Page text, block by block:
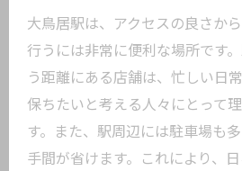
プロが教えるカーコーティ
ニック
長持ちさせるための下
洗車方法がカーコーテ
響
定期的なメンテナンス
大鳥居駅は、アクセスの良さか
行うには非常に便利な場所です
う距離にある店舗は、忙しい日
保ちたいと考える人々にとって
す。また、駅周辺には駐車場も
手間が省けます。これにより、